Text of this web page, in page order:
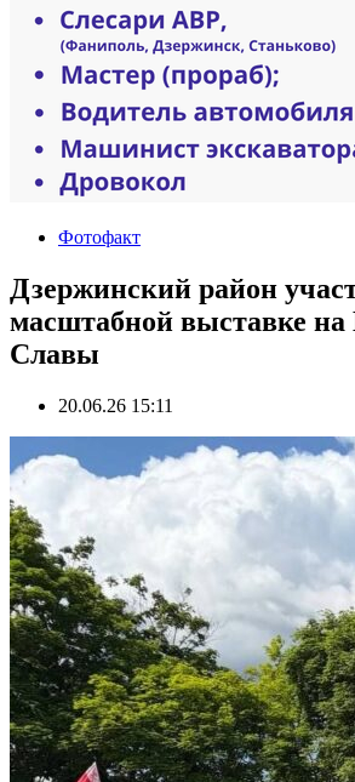
Фотофакт
Дзержинский район
масштабной выставке на
Славы
20.06.26 15:11